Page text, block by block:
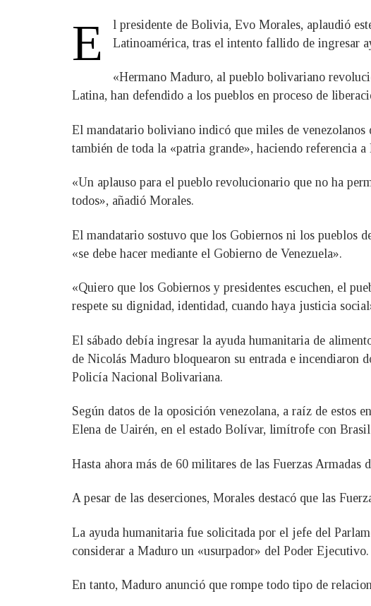
E
l presidente de Bolivia, Evo Morales, aplaudió
Latinoamérica, tras el intento fallido de ingresar
«Hermano Maduro, al pueblo bolivariano
Latina, han defendido a los pueblos en proceso de
El mandatario boliviano indicó que miles de
también de toda la «patria grande», haciendo referencia a
«Un aplauso para el pueblo revolucionario que no ha
todos», añadió Morales.
El mandatario sostuvo que los Gobiernos ni los pueblos
«se debe hacer mediante el Gobierno de Venezuela».
«Quiero que los Gobiernos y presidentes escuchen, el
respete su dignidad, identidad, cuando haya justicia
El sábado debía ingresar la ayuda humanitaria de
de Nicolás Maduro bloquearon su entrada e incendiaron
Policía Nacional Bolivariana.
Según datos de la oposición venezolana, a raíz de estos
Elena de Uairén, en el estado Bolívar, limítrofe con
Hasta ahora más de 60 militares de las Fuerzas
A pesar de las deserciones, Morales destacó que las
La ayuda humanitaria fue solicitada por el jefe del
considerar a Maduro un «usurpador» del Poder Ejecutivo.
En tanto, Maduro anunció que rompe todo tipo de